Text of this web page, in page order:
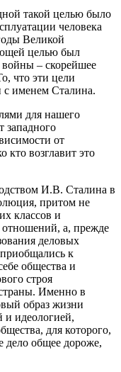
такой целью было
человека
Великой
целью был
войны – скорейшее
что эти цели
с именем Сталина.
для нашего
западного
от
кто возглавит это
И.В. Сталина в
притом не
классов и
отношений, а, прежде
деловых
к
общества и
строя
Именно в
образ жизни
и идеологией,
для которого,
дело общее дороже,